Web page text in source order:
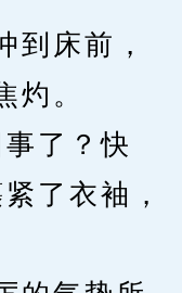
床前，
灼。
了？快
了衣袖，